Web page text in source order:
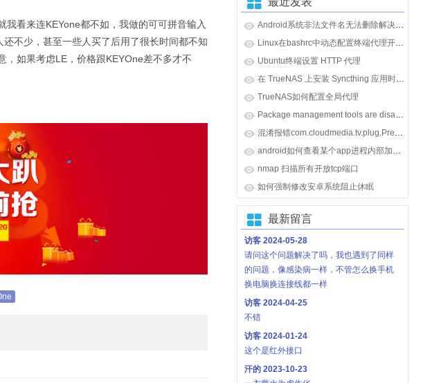
看来连KEYone都不如，我做的可可拼音输入
不少，甚至一些人买了后用了很长时间都不知
，如果考虑LE，价格跟KEYOne差不多才不
Android系统非法文件名无法删除解决办法
Linux在bashrc中动态配置终端代理开启和关闭
Ubuntu终端设置 HTTP 代理
在 TrueNAS 上安装 Syncthing 应用时报错 [ENOENT] Unable to locate 'syncthing'
TrueNAS如何配置全局代理
Package management tools are disabled on TrueNAS appliances.
混淆报错com.cloudmedia.tv.plug.PreLoadPlug: can't find referenced class java.lang.invoke.MethodHandle
android如何查看某个app进程内部加载的so库
nmap 扫描所有开放tcp端口
如何强制修改安卓系统阻止休眠
最新留言
访客 2024-05-28
请问这个问题解决了吗，我也遇到了同样
的问题，像感染病一样，不管怎么换手机
换电脑换连接线都一样
访客 2024-04-25
不错
访客 2024-01-24
这个是红外接口
汗的 2023-10-23